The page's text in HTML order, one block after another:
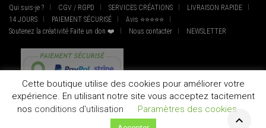
Qui suis-je ? CGV / RGPD SERVICES CRÉATIONS
LIVRAISON RAPIDE
14 JOURS
PAIEMENT SÉCURISÉ
Avis ⭐⭐⭐⭐⭐
Soutenez la créativité Faite un don ❤️
Nous contacter NEWSLETTER
Cette boutique utilise des cookies pour améliorer votre
expérience. En utilisant notre site vous acceptez tacitement
nos conditions d'utilisation Paramètres des cookies